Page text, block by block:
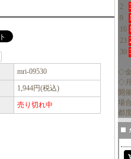
mri-09530
1,944円(税込)
売り切れ中
2
9
16
23
30
◇金
◇月
開
場
都